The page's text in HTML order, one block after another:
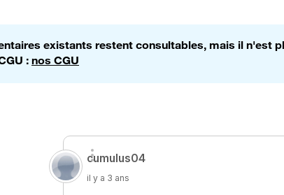
existants restent consultables, mais il n'est
: nos CGU